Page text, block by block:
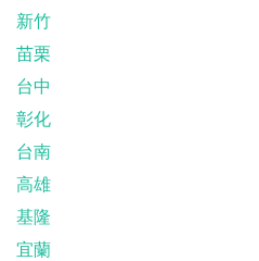
新竹
苗栗
台中
彰化
台南
高雄
基隆
宜蘭